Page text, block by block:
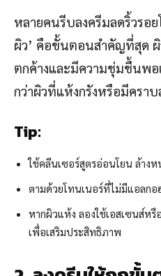
หลายคนรีบลงครีมลดริ้วรอย
ผิว’ คือขั้นตอนสำคัญที่สุด ผิ
ตกค้างและมีความชุ่มชื้นพ
กว่าผิวที่แห้งกรังหรือมีครา
Tip:
ใช้คลีนเซอร์สูตรอ่อนโยน ล้างห
ตามด้วยโทนเนอร์ที่ไม่มีแอลก
หากผิวแห้ง ลองใช้เอสเซนส์หรื
เพื่อเสริมประสิทธิภาพ